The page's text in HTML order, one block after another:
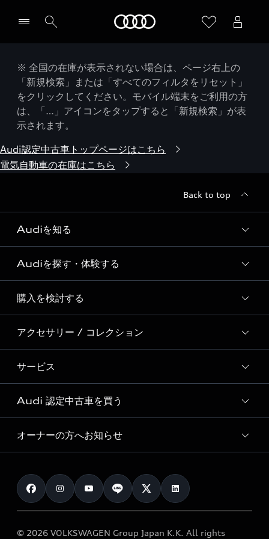
※ 全国の在庫が表示されない場合は、ページ右上の
「新規検索」または「すべてのフィルタをリセット」
をクリックしてください。モバイル端末をご利用の方
は、「…」アイコンをタップすると「新規検索」が表
示されます。
Audi認定中古車トップページはこちら
電気自動車の在庫はこちら
Back to top
Audiを知る
Audi ブランド
Story of Progress
Audi Sport
Formula 1®
デジタルサービス
Audiを探す・体験する
ディーラー検索
新車在庫検索
試乗車・展示車検索
見積り依頼
試乗予約
購入を検討する
モデル一覧
特別仕様モデル / 限定モデル
e-tronラインアップ
価格シミュレーション
車両比較
カタログ一覧
アクセサリー / コレクション
純正アクセサリー
オンラインショップ
Audi collection
アウディナビアプリ
サービス
サービス入庫予約
サービスプログラム
メンテナンス
車検 / 定期点検
e-tronアフターサポート
Audi 認定中古車を買う
Audi認定中古車
クオリティ
保証
メンテナンス
オーナーの方へお知らせ
お知らせ
オーナー様向けキャンペーン
© 2026 VOLKSWAGEN Group Japan K.K. All rights